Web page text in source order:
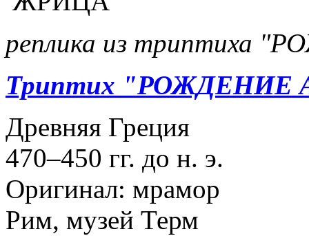
реплика из триптиха
Триптих
Древняя Греция
470–450 гг. до н. э.
Оригинал: мрамор
Рим, музей Терм